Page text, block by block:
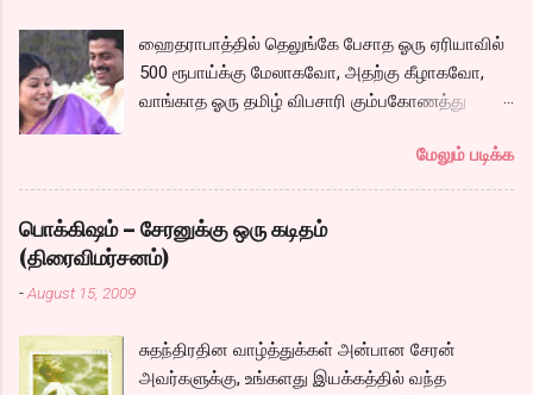
ஹைதராபாத்தில் தெலுங்கே பேசாத ஓரு ஏரியாவில்
500 ரூபாய்க்கு மேலாகவோ, அதற்கு கீழாகவோ,
வாங்காத ஓரு தமிழ் விபசாரி கும்பகோணத்து
வாழ்கைபடுகிறாள். அவளுடய வாழ்கை எப்படி
அமைந்தது? என்ற ஓரு நல்ல லைனை , சங்கீதா
தன்னுடய இடுப்பை சுழற்றி, சுழற்றி நடப்பதை போல்
சும்மா, சுத்தி, சுத்தி குழப்பி, நம்பமுடியாத
திரைக்கதையால் சொதப்பி,சங்கீதாவை ஏதோ
க்ளைமாக்ஸில் செய்வதும் கொஞ்சம் அல்ல
ரொம்பவே ஓவர். ஓரு ஆச்சாரமான இளைஞன்
மேலும் படிக்க
பொக்கிஷம் – சேரனுக்கு ஒரு கடிதம்
(திரைவிமர்சனம்)
-August 15, 2009
சுதந்திரதின வாழ்த்துக்கள் அன்பான சேரன்
அவர்களுக்கு, உங்களது இயக்கத்தில் வந்த